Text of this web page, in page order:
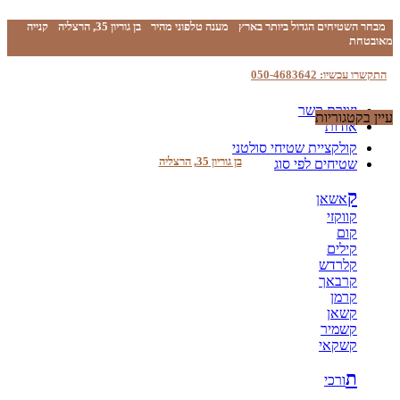
מבחר השטיחים הגדול ביותר בארץ מענה טלפוני מהיר בן גוריון 35, הרצליה
קנייה
מאובטחת
התקשרו עכשיו: 050-4683642
יצירת קשר
אודות
בן גוריון 35, הרצליה
עיין בקטגוריות
קולקציית שטיחי סולטני
שטיחים לפי סוג
קאשאן
קווקזי
קום
קילים
קלרדש
קרבאך
קרמן
קשאן
קשמיר
קשקאי
תורכי